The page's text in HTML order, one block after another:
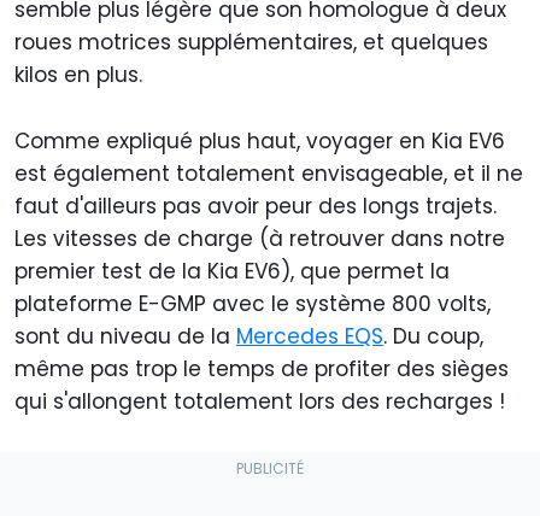
semble plus légère que son homologue à deux
roues motrices supplémentaires, et quelques
kilos en plus.
Comme expliqué plus haut, voyager en Kia EV6
est également totalement envisageable, et il ne
faut d'ailleurs pas avoir peur des longs trajets.
Les vitesses de charge (à retrouver dans notre
premier test de la Kia EV6), que permet la
plateforme E-GMP avec le système 800 volts,
sont du niveau de la Mercedes EQS. Du coup,
même pas trop le temps de profiter des sièges
qui s'allongent totalement lors des recharges !